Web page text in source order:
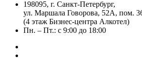
198095, г. Санкт-Петербург,
ул. Маршала Говорова, 52А, пом.
(4 этаж Бизнес-центра Алкотел)
Пн. – Пт.: с 9:00 до 18:00